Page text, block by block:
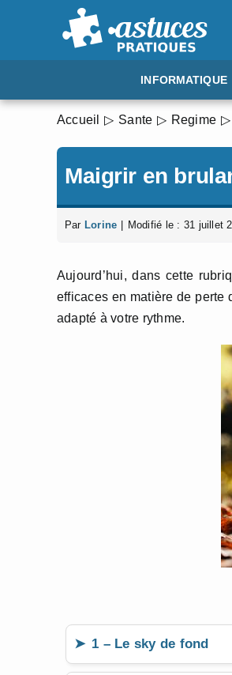
INFORMATIQUE
Accueil Sante Regime
Maigrir en
Par Lorine Modifié le : 31 juillet
Aujourd’hui, dans cette
efficaces en matière de perte
adapté à votre rythme.
1 – Le sky de fond